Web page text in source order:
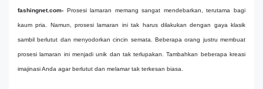
fashingnet.com- Prosesi lamaran memang sangat mendebarkan, terutama bagi
kaum pria. Namun, prosesi lamaran ini tak harus dilakukan dengan gaya klasik
sambil berlutut dan menyodorkan cincin semata. Beberapa orang justru membuat
prosesi lamaran ini menjadi unik dan tak terlupakan. Tambahkan beberapa kreasi
imajinasi Anda agar berlutut dan melamar tak terkesan biasa.